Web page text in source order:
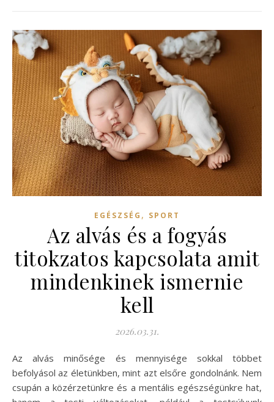
EGÉSZSÉG , SPORT
Az alvás és a fogyás
titokzatos kapcsolata amit
mindenkinek ismernie
kell
2026.03.31.
Az alvás minősége és mennyisége sokkal többet
befolyásol az életünkben, mint azt elsőre gondolnánk. Nem
csupán a közérzetünkre és a mentális egészségünkre hat,